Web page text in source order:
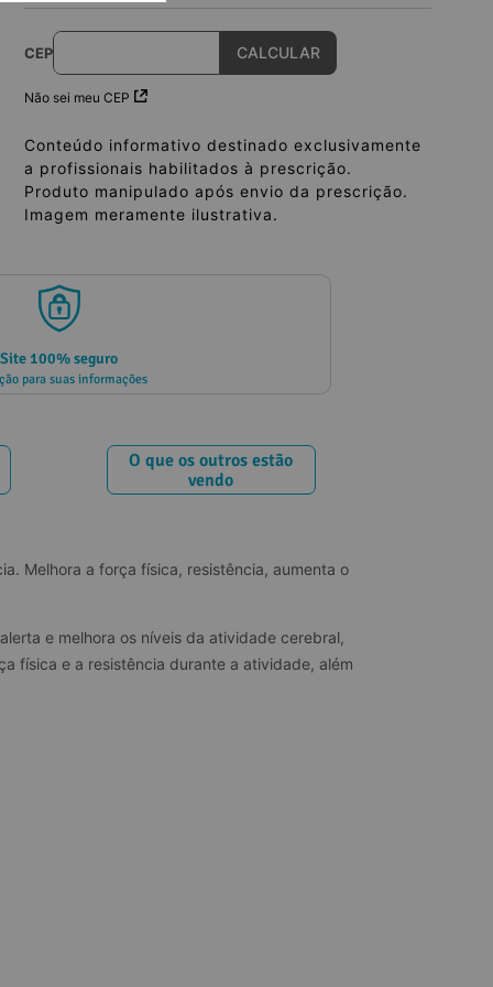
CEP
Não sei meu CEP
Conteúdo informativo destinado exclusivamente
a profissionais habilitados à prescrição.
Produto manipulado após envio da prescrição.
Imagem meramente ilustrativa.
Site 100% seguro
para suas informações
O que os outros estão
vendo
Melhora a força física, resistência, aumenta o
e melhora os níveis da atividade cerebral,
física e a resistência durante a atividade, além